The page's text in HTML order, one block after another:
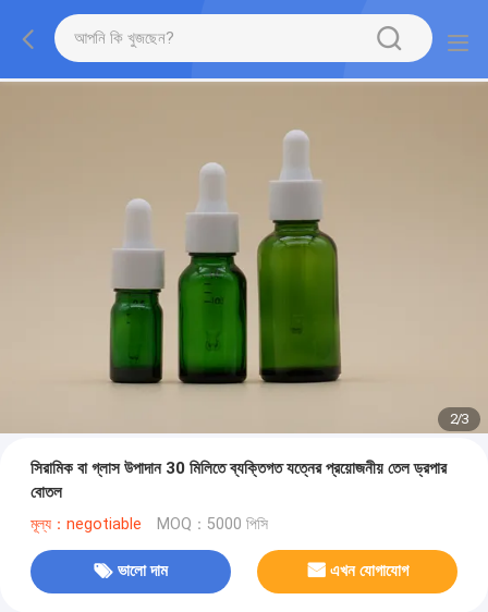
2/3
সিরামিক বা গ্লাস উপাদান 30 মিলিতে ব্যক্তিগত যত্নের প্রয়োজনীয় তেল ড্রপার
বোতল
মূল্য：negotiable MOQ：5000 পিসি
ভালো দাম এখন যোগাযোগ